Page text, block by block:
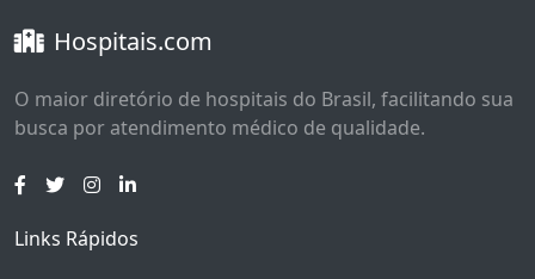
Hospitais.com
O maior diretório de hospitais do Brasil, facilitando sua
busca por atendimento médico de qualidade.
Links Rápidos